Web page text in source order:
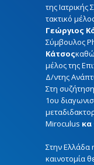
της
τακτικό
Γεώργιος
Σύμβουλος
Κάτσος
μέλος της
Δ/ντης
Στη
1ου
Miroculus κα
Στην Ελλάδα
καινοτομία